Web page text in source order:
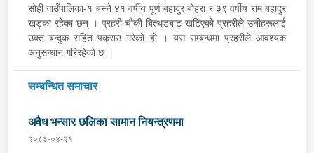
सोही गाउँपालिका-१ बस्ने ४१ वर्षीय पूर्ण बहादुर बोहरा र ३९ वर्षीय राम बहादुर
खड्का रहेका छन् । प्रहरी चौकी बित्थडबाट खटिएको प्रहरीले उनीहरूलाई
उक्त बन्दुक सहित पक्राउ गरेको हो । यस सम्बन्धमा प्रहरीले आवश्यक
अनुसन्धान गरिरहेको छ ।
सम्बन्धित समाचार
अवैध भन्सार छलिका सामान नियन्त्रणमा
२०८३-०४-२१